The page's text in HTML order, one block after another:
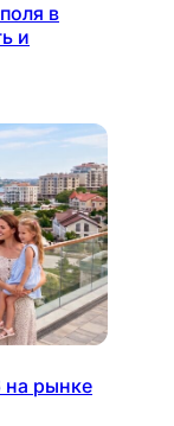
в
и
на рынке